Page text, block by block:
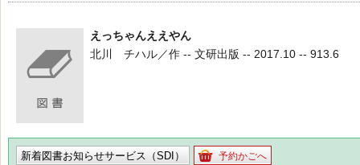
えっちゃんええやん
北川 チハル／作 -- 文研出版 -- 2017.10 -- 913.6
新着図書お知らせサービス（SDI） 予約かごへ